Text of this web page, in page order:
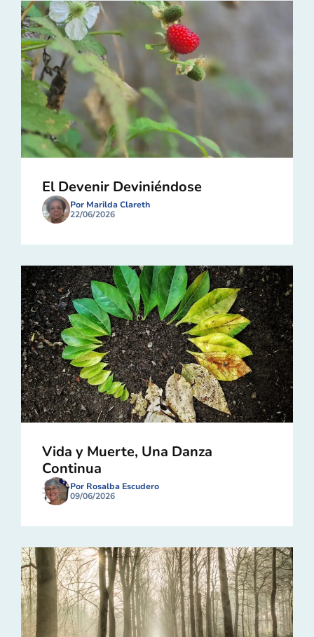
El Devenir Deviniéndose
Por Marilda Clareth
22/06/2026
Vida y Muerte, Una Danza
Continua
Por Rosalba Escudero
09/06/2026